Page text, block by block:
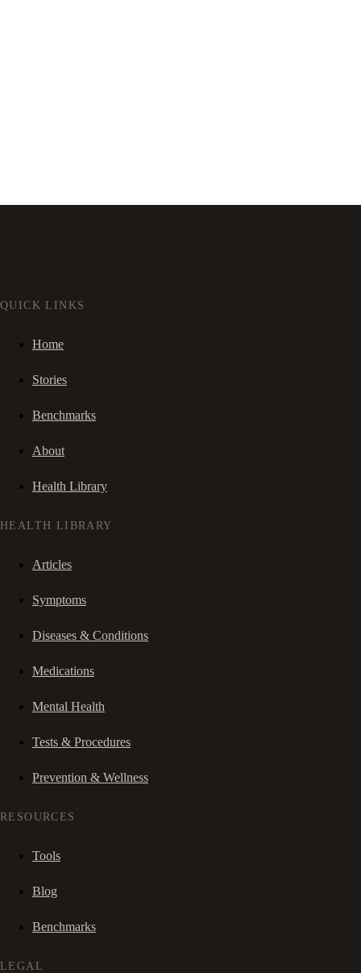
QUICK LINKS
Home
Stories
Benchmarks
About
Health Library
HEALTH LIBRARY
Articles
Symptoms
Diseases & Conditions
Medications
Mental Health
Tests & Procedures
Prevention & Wellness
RESOURCES
Tools
Blog
Benchmarks
LEGAL